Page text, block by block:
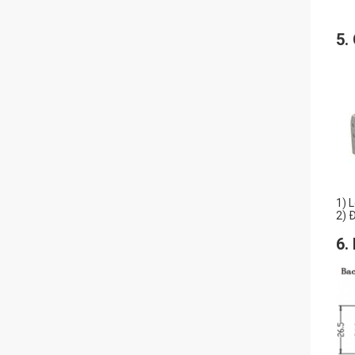
5.
1)
2)
6.